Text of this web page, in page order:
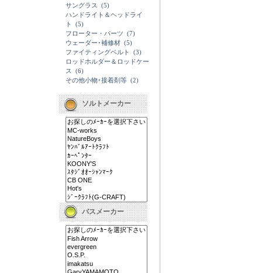
サングラス
(5)
ハンドライト＆ヘッドライ
ト
(5)
フローター・パーツ (7)
ウェーダー･補修材 (5)
ファイティングベルト
(3)
ロッドホルダー＆ロッドケー
ス
(6)
その他小物･接着剤等 (2)
ソルトメーカー
バスメーカー